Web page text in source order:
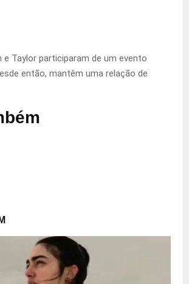
e Taylor participaram de um evento
então, mantêm uma relação de